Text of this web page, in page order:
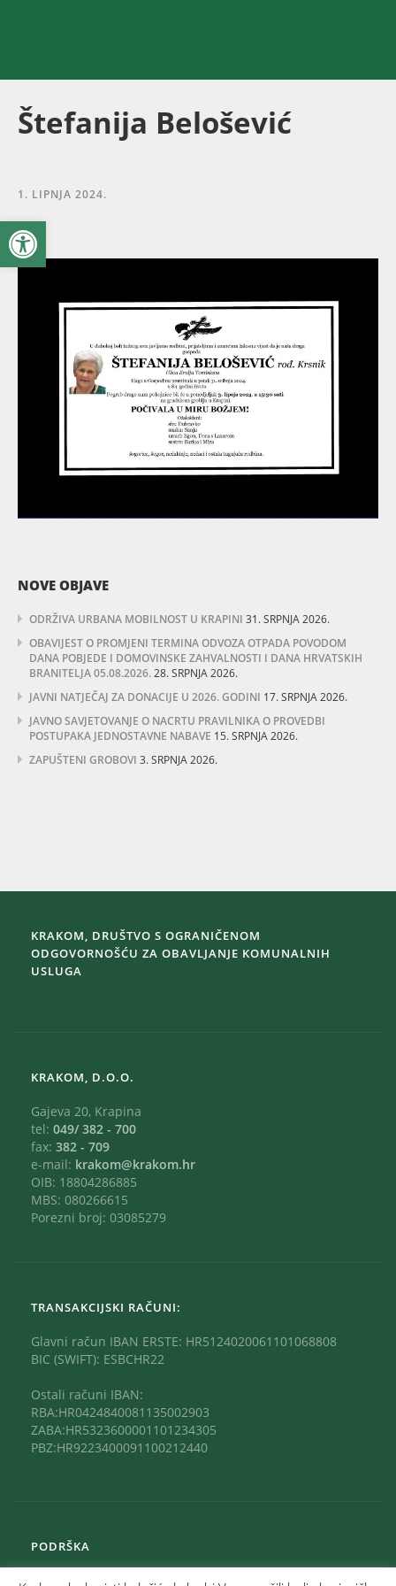
Open toolbar
Štefanija Belošević
1. LIPNJA 2024.
NOVE OBJAVE
ODRŽIVA URBANA MOBILNOST U KRAPINI 31. SRPNJA 2026.
OBAVIJEST O PROMJENI TERMINA ODVOZA OTPADA POVODOM
DANA POBJEDE I DOMOVINSKE ZAHVALNOSTI I DANA HRVATSKIH
BRANITELJA 05.08.2026.28. SRPNJA 2026.
JAVNI NATJEČAJ ZA DONACIJE U 2026. GODINI 17. SRPNJA 2026.
JAVNO SAVJETOVANJE O NACRTU PRAVILNIKA O PROVEDBI
POSTUPAKA JEDNOSTAVNE NABAVE 15. SRPNJA 2026.
ZAPUŠTENI GROBOVI 3. SRPNJA 2026.
KRAKOM, DRUŠTVO S OGRANIČENOM
ODGOVORNOŠĆU ZA OBAVLJANJE KOMUNALNIH
USLUGA
KRAKOM, D.O.O.
Gajeva 20, Krapina
tel: 049/ 382 - 700
fax: 382 - 709
e-mail: krakom@krakom.hr
OIB: 18804286885
MBS: 080266615
Porezni broj: 03085279
TRANSAKCIJSKI RAČUNI:
Glavni račun IBAN ERSTE: HR5124020061101068808
BIC (SWIFT): ESBCHR22
Ostali računi IBAN:
RBA:HR0424840081135002903
ZABA:HR5323600001101234305
PBZ:HR9223400091100212440
PODRŠKA